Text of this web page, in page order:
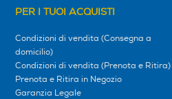
PER I TUOI ACQUISTI
Condizioni di vendita (Consegna a
domicilio)
Condizioni di vendita (Prenota e Ritira)
Prenota e Ritira in Negozio
Garanzia Legale